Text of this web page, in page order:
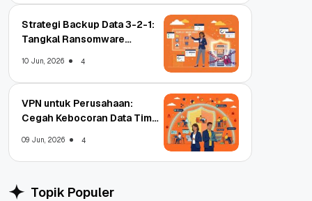
Strategi Backup Data 3-2-1:
Tangkal Ransomware
10 Jun, 2026 4
VPN untuk Perusahaan:
Cegah Kebocoran Data Tim
09 Jun, 2026 4
Topik Populer